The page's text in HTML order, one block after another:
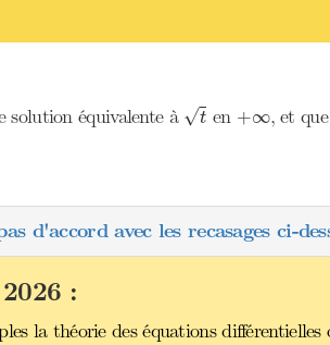
solution équivalente à √t en +∞
+ ∞ , et
d'accord avec les recasages ci-
:
la théorie des équations différentielles